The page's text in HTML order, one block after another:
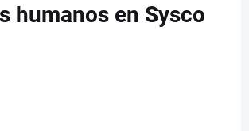
humanos en Sysco